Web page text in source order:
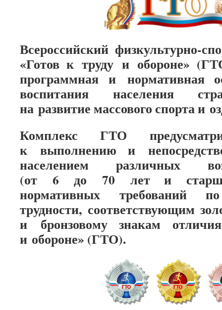
Всероссийский физкультурно-
«Готов к труду и обороне»
программная и нормативная
воспитания населения
на развитие массового спорта и
Комплекс ГТО
к выполнению и
населением различных
(от 6 до 70 лет и старше)
нормативных требований
трудности, соответствующим
и бронзовому знакам
и обороне» (ГТО).​​